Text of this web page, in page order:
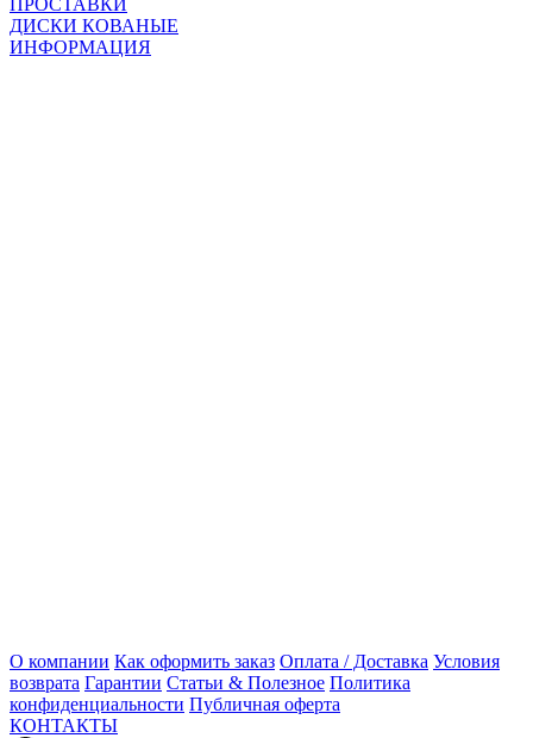
ПРОСТАВКИ
ДИСКИ КОВАНЫЕ
ИНФОРМАЦИЯ
О компании Как оформить заказ Оплата / Доставка Условия
возврата Гарантии Статьи & Полезное Политика
конфиденциальности Публичная оферта
КОНТАКТЫ